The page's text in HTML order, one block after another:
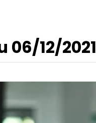
06/12/2021